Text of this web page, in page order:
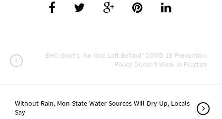
EHC: Govt’s ‘No One Left Behind’ COVID-19 Prevention
Policy Doesn’t Work in Practice
Without Rain, Mon State Water Sources Will Dry Up, Locals
Say